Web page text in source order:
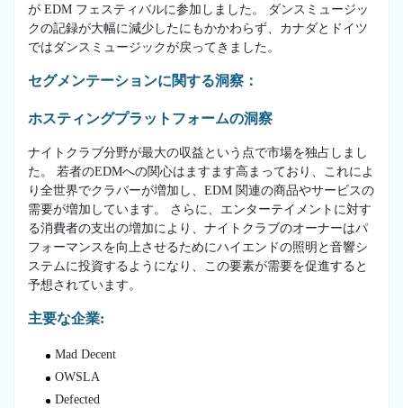
が EDM フェスティバルに参加しました。 ダンスミュージッ
クの記録が大幅に減少したにもかかわらず、カナダとドイツ
ではダンスミュージックが戻ってきました。
セグメンテーションに関する洞察：
ホスティングプラットフォームの洞察
ナイトクラブ分野が最大の収益という点で市場を独占しまし
た。 若者のEDMへの関心はますます高まっており、これによ
り全世界でクラバーが増加し、EDM 関連の商品やサービスの
需要が増加しています。 さらに、エンターテイメントに対す
る消費者の支出の増加により、ナイトクラブのオーナーはパ
フォーマンスを向上させるためにハイエンドの照明と音響シ
ステムに投資するようになり、この要素が需要を促進すると
予想されています。
主要な企業:
Mad Decent
OWSLA
Defected